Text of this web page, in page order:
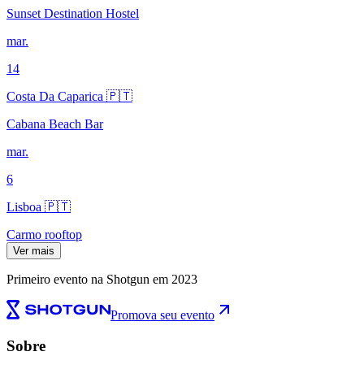
Sunset Destination Hostel
mar.
14
Costa Da Caparica 🇵🇹
Cabana Beach Bar
mar.
6
Lisboa 🇵🇹
Carmo rooftop
Ver mais
Primeiro evento na Shotgun em 2023
Promova seu evento
Sobre